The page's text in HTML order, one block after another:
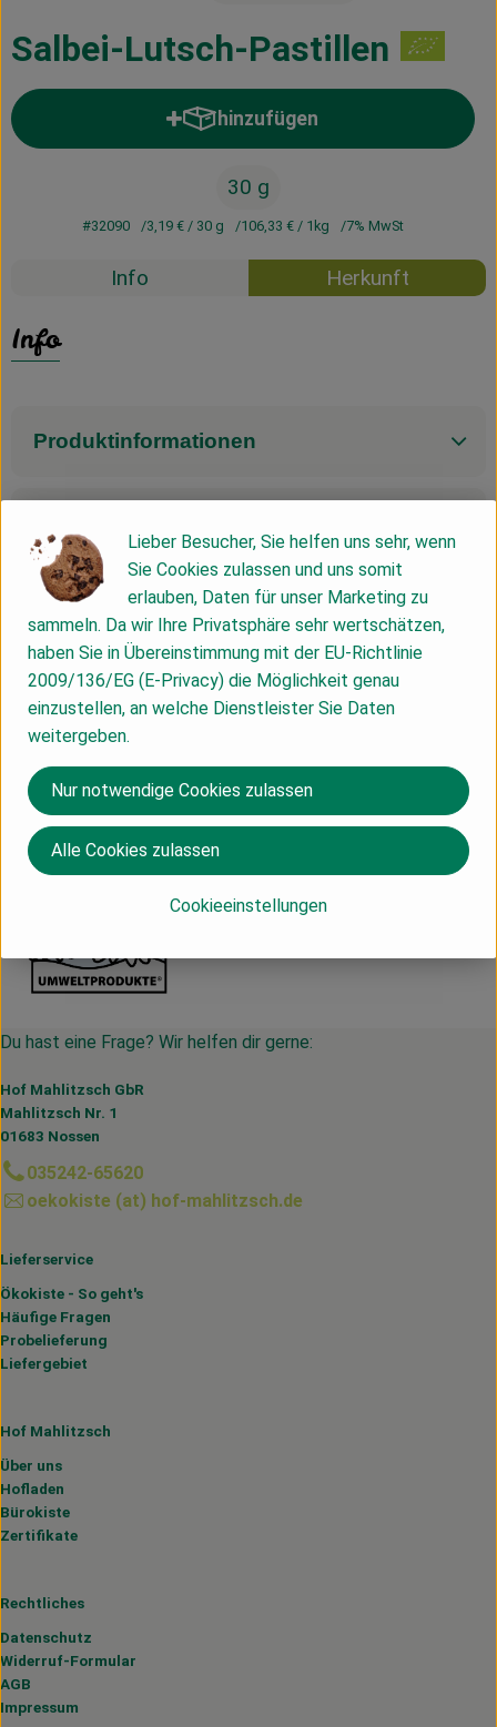
Lieferservice
Neues vom Hof
Salbei-Lutsch-Pastillen
hinzufügen
Produkt zum Warenkorb
30 g
#32090 3,19 € / 30 g 106,33 € / 1kg 7% MwSt
Info Herkunft
Info
Produktinformationen
Produktdatenblatt
Herkunft
Schweiz
Aries
Du hast eine Frage? Wir helfen dir gerne:
Hof Mahlitzsch GbR
Mahlitzsch Nr. 1
01683 Nossen
035242-65620
oekokiste (at) hof-mahlitzsch.de
Lieferservice
Ökokiste - So geht's
Häufige Fragen
Probelieferung
Liefergebiet
Hof Mahlitzsch
Über uns
Hofladen
Bürokiste
Zertifikate
Rechtliches
Datenschutz
Widerruf-Formular
AGB
Impressum
Lieber Besucher, Sie helfen uns sehr, wenn
Sie Cookies zulassen und uns somit
erlauben, Daten für unser Marketing zu
sammeln. Da wir Ihre Privatsphäre sehr wertschätzen,
haben Sie in Übereinstimmung mit der EU-Richtlinie
2009/136/EG (E-Privacy) die Möglichkeit genau
einzustellen, an welche Dienstleister Sie Daten
weitergeben.
Cookieeinstellungen
Nur notwendige Cookies zulassen
Alle Cookies zulassen